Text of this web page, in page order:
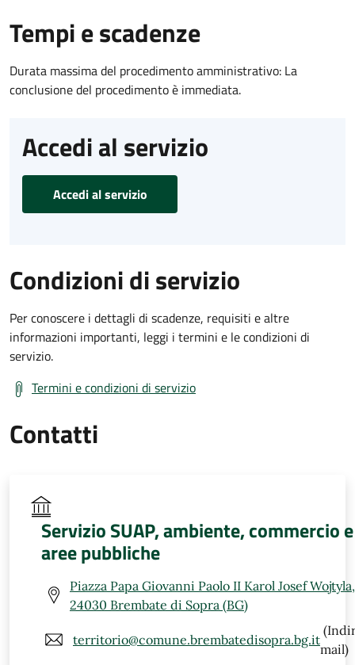
Tempi e scadenze
Durata massima del procedimento amministrativo: La
conclusione del procedimento è immediata.
Accedi al servizio
Accedi al servizio
Condizioni di servizio
Per conoscere i dettagli di scadenze, requisiti e altre
informazioni importanti, leggi i termini e le condizioni di
servizio.
Termini e condizioni di servizio
Contatti
Servizio SUAP, ambiente, commercio e
aree pubbliche
Piazza Papa Giovanni Paolo II Karol Josef
24030 Brembate di Sopra (BG)
territorio@comune.brembatedisopra.bg.it
mail)